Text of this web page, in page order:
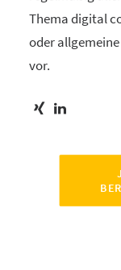
Thema digital
oder
vor.